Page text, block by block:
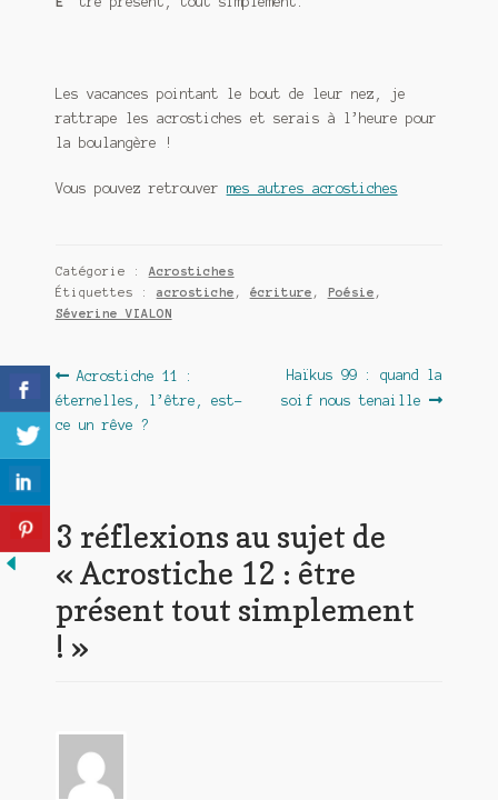
Les vacances pointant le bout de leur nez, je
rattrape les acrostiches et serais à l’heure pour
la boulangère !
Vous pouvez retrouver mes autres acrostiches
Catégorie : Acrostiches
Étiquettes : acrostiche , écriture , Poésie ,
Séverine VIALON
Navigation
de
Article
précédent :
Acrostiche 11 :
éternelles, l’être, est-
ce un rêve ?
Article
suivant :
Haïkus 99 : quand la
soif nous tenaille
3 réflexions au sujet de
« Acrostiche 12 : être
présent tout simplement
! »